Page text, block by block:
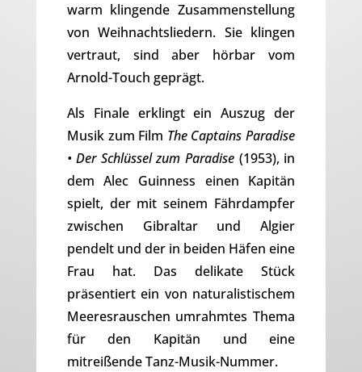
warm klingende Zusammenstellung
von Weihnachtsliedern. Sie klingen
vertraut, sind aber hörbar vom
Arnold-Touch geprägt.
Als Finale erklingt ein Auszug der
Musik zum Film The Captains Paradise
• Der Schlüssel zum Paradise (1953), in
dem Alec Guinness einen Kapitän
spielt, der mit seinem Fährdampfer
zwischen Gibraltar und Algier
pendelt und der in beiden Häfen eine
Frau hat. Das delikate Stück
präsentiert ein von naturalistischem
Meeresrauschen umrahmtes Thema
für den Kapitän und eine
mitreißende Tanz-Musik-Nummer.